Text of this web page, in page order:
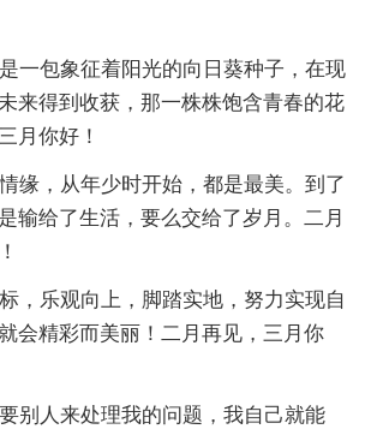
一包象征着阳光的向日葵种子，在现
来得到收获，那一株株饱含青春的花
月你好！
缘，从年少时开始，都是最美。到了
输给了生活，要么交给了岁月。二月
，乐观向上，脚踏实地，努力实现自
会精彩而美丽！二月再见，三月你
别人来处理我的问题，我自己就能